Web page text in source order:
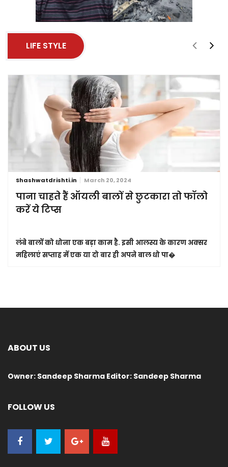
LIFE STYLE
Shashwatdrishti.in March 20, 2024
पाना चाहते हैं ऑयली बालों से छुटकारा तो फॉलो
करें ये टिप्स
लंबे बालों को धोना एक बड़ा काम है. इसी आलस्य के कारण अक्सर
महिलाएं सप्ताह में एक या दो बार ही अपने बाल धो पा�
ABOUT US
Owner: Sandeep Sharma Editor: Sandeep Sharma
FOLLOW US